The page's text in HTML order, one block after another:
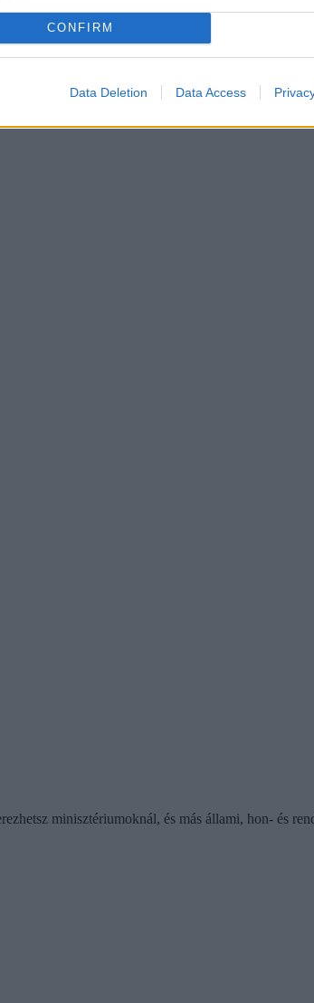
CONFIRM
Data Deletion Data Access
minisztériumoknál, és más állami, hon- és